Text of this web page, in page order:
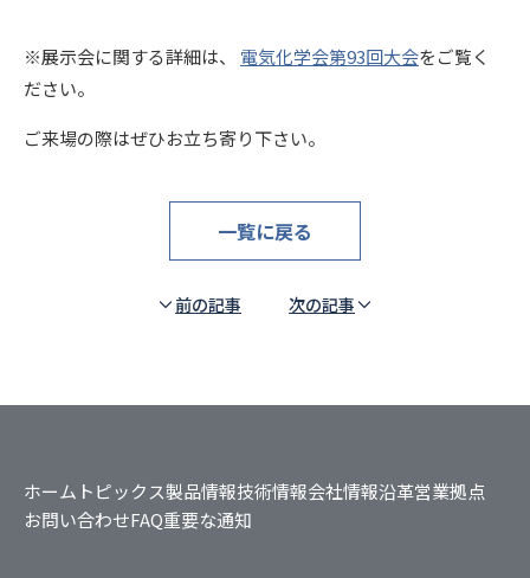
※展示会に関する詳細は、 電気化学会第93回大会をご覧く
ださい。
ご来場の際はぜひお立ち寄り下さい。
前の記事
一覧に戻る
次の記事
ホーム トピックス製品情報技術情報会社情報沿革営業拠点
お問い合わせFAQ重要な通知